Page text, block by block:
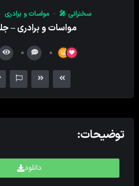
سخنرانی 🎤 مواسات و برادری
مواسات و برادری –
0
0
توضیحات:
دانلود